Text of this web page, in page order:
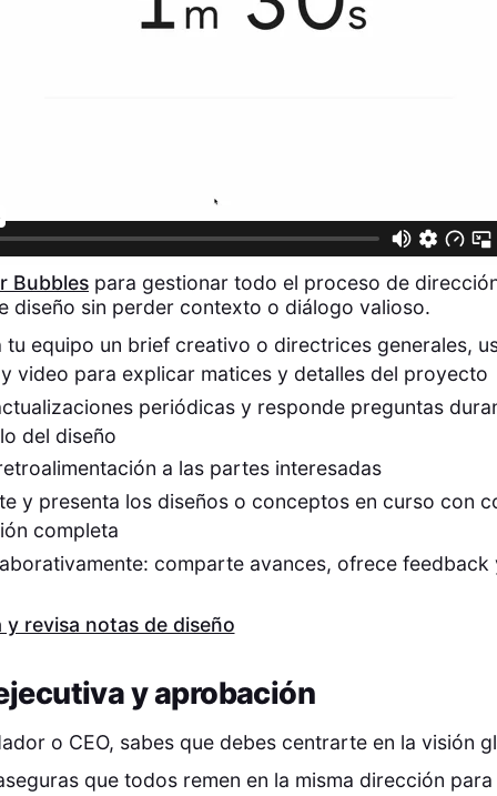
Bubbles para gestionar todo el proceso de
diseño sin perder contexto o diálogo valioso.
tu equipo un brief creativo o directrices generales,
video para explicar matices y detalles del proyecto
periódicas y responde preguntas
del diseño
a las partes interesadas
y presenta los diseños o conceptos en curso con
completa
comparte avances, ofrece feedback
y revisa notas de diseño
y aprobación
o CEO, sabes que debes centrarte en la visión
que todos remen en la misma dirección para